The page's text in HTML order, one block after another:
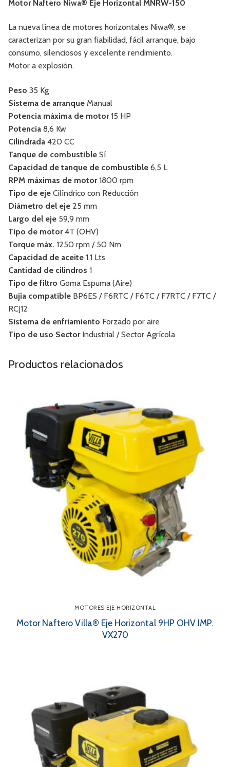
Motor Naftero Niwa® Eje Horizontal MNRW-150
La nueva línea de motores horizontales Niwa®, se
caracterizan por su gran fiabilidad, fácil arranque, bajo
consumo, silenciosos y excelente rendimiento.
Motor a explosión.
Peso 35 Kg
Sistema de arranque Manual
Potencia máxima de motor15 HP
Potencia 8,6 Kw
Cilindrada 420 CC
Tanque de combustible Sí
Capacidad de tanque de combustible 6,5 L
RPM máximas de motor1800 rpm
Tipo de eje Cilíndrico con Reducción
Diámetro del eje 25 mm
Largo del eje 59,9 mm
Tipo de motor4T (OHV)
Torque máx. 1250 rpm / 50 Nm
Capacidad de aceite 1,1 Lts
Cantidad de cilindros 1
Tipo de filtro Goma Espuma (Aire)
Bujía compatible BP6ES / F6RTC / F6TC / F7RTC / F7TC /
RCJ12
Sistema de enfriamiento Forzado por aire
Tipo de uso SectorIndustrial / Sector Agrícola
Productos relacionados
MOTORES EJE HORIZONTAL
Motor Naftero Villa® Eje Horizontal 9HP OHV IMP.
VX270